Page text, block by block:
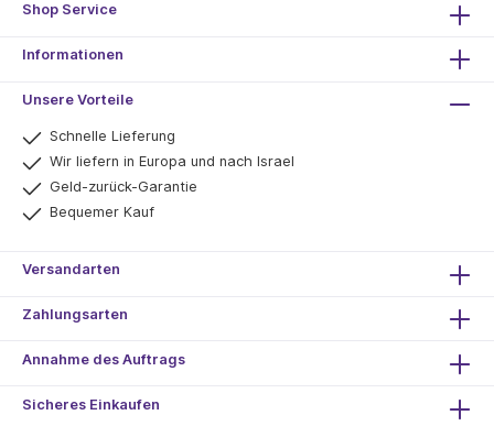
Shop Service
Informationen
Unsere Vorteile
Schnelle Lieferung
Wir liefern in Europa und nach Israel
Geld-zurück-Garantie
Bequemer Kauf
Versandarten
Zahlungsarten
Annahme des Auftrags
Sicheres Einkaufen